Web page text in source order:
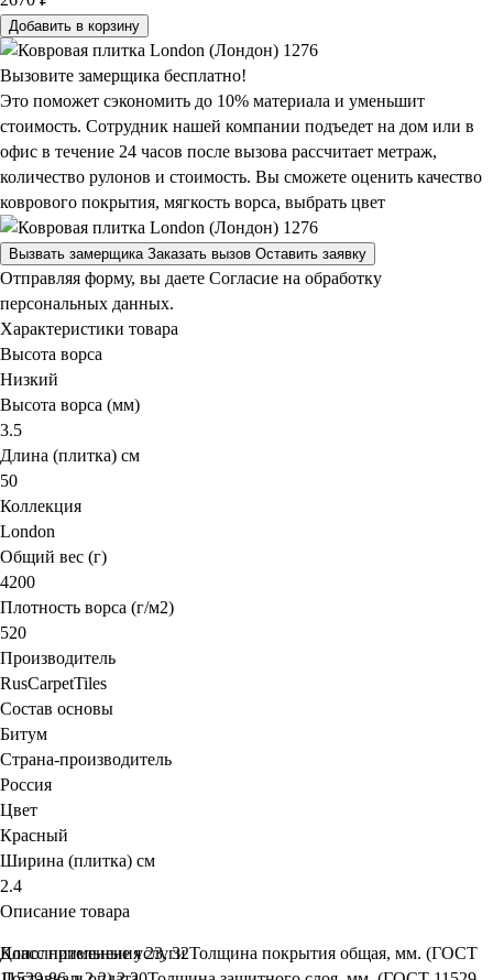
Добавить в корзину
Вызовите замерщика бесплатно!
Это поможет сэкономить до 10% материала и уменьшит
стоимость. Сотрудник нашей компании подъедет на дом или в
офис в течение 24 часов после вызова рассчитает метраж,
количество рулонов и стоимость. Вы сможете оценить качество
коврового покрытия, мягкость ворса, выбрать цвет
Вызвать замерщика Заказать вызов Оставить заявку
Отправляя форму, вы даете Согласие на обработку
персональных данных.
Характеристики товара
Высота ворса
Низкий
Высота ворса (мм)
3.5
Длина (плитка) см
50
Коллекция
London
Общий вес (г)
4200
Плотность ворса (г/м2)
520
Производитель
RusCarpetTiles
Состав основы
Битум
Страна-производитель
Россия
Цвет
Красный
Ширина (плитка) см
2.4
Описание товара
Класс применения 23, 32Толщина покрытия общая, мм. (ГОСТ
Дополнительные услуги